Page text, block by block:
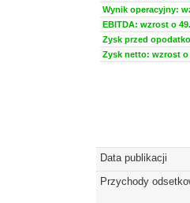
Wynik operacyjny:
EBITDA: wzrost o
Zysk przed
Zysk netto: wzrost o
Data publikacji
Przychody